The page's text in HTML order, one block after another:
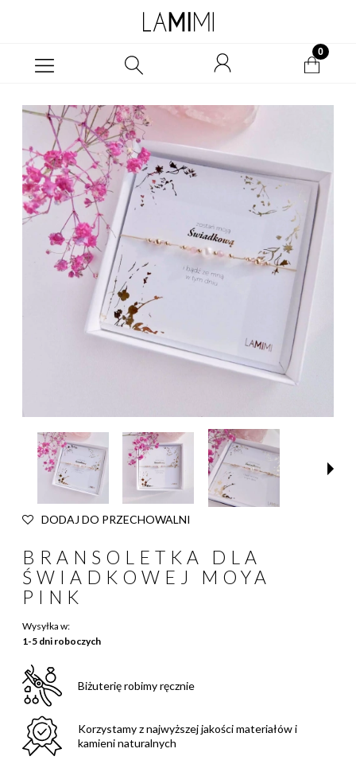
DODAJ DO PRZECHOWALNI
BRANSOLETKA DLA
ŚWIADKOWEJ MOYA
PINK
Wysyłka w:
1-5 dni roboczych
Biżuterię robimy ręcznie
Korzystamy z najwyższej jakości materiałów i
kamieni naturalnych